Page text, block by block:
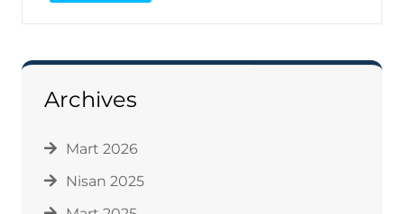
Archives
Mart 2026
Nisan 2025